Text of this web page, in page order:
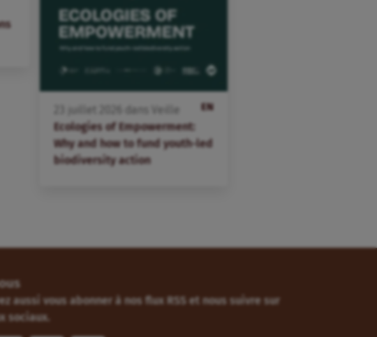
EN
juillet dans
Veille
Ecologies of Empowerment:
Why and how to fund youth-led
biodiversity action
aussi vous abonner à nos flux RSS et nous suivre sur
sociaux.